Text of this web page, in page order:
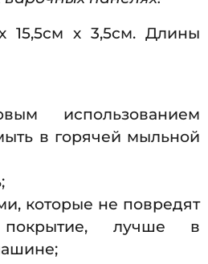
15,5см х 3,5см. Длины
использованием
в горячей мыльной
которые не повредят
покрытие, лучше в